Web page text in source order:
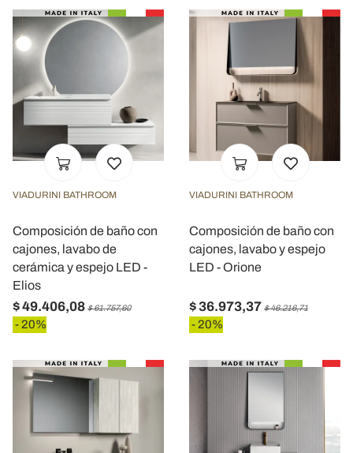
VIADURINI BATHROOM
Composición de baño con
cajones, lavabo de
cerámica y espejo LED -
Elios
$ 49.406,08 $ 61.757,60
- 20%
VIADURINI BATHROOM
Composición de baño con
cajones, lavabo y espejo
LED - Orione
$ 36.973,37 $ 46.216,71
- 20%